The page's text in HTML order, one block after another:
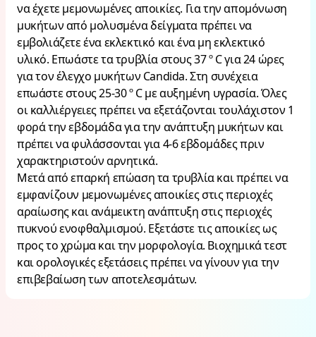
να έχετε μεμονωμένες αποικίες. Για την απομόνωση
μυκήτων από μολυσμένα δείγματα πρέπει να
εμβολιάζετε ένα εκλεκτικό και ένα μη εκλεκτικό
υλικό. Επωάστε τα τρυβλία στους 37 º C για 24 ώρες
για τον έλεγχο μυκήτων Candida. Στη συνέχεια
επωάστε στους 25-30 º C με αυξημένη υγρασία. Όλες
οι καλλιέργειες πρέπει να εξετάζονται τουλάχιστον 1
φορά την εβδομάδα για την ανάπτυξη μυκήτων και
πρέπει να φυλάσσονται για 4-6 εβδομάδες πριν
χαρακτηριστούν αρνητικά.
Μετά από επαρκή επώαση τα τρυβλία και πρέπει να
εμφανίζουν μεμονωμένες αποικίες στις περιοχές
αραίωσης και ανάμεικτη ανάπτυξη στις περιοχές
πυκνού ενοφθαλμισμού. Εξετάστε τις αποικίες ως
προς το χρώμα και την μορφολογία. Βιοχημικά τεστ
και ορολογικές εξετάσεις πρέπει να γίνουν για την
επιβεβαίωση των αποτελεσμάτων.